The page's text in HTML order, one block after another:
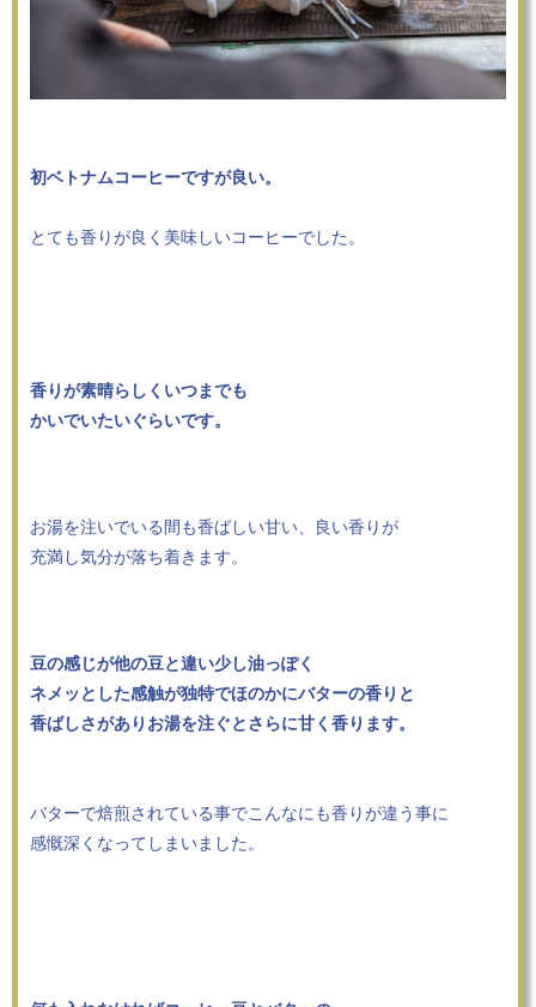
初ベトナムコーヒーですが良い。
とても香りが良く美味しいコーヒーでした。
香りが素晴らしくいつまでも
かいでいたいぐらいです。
お湯を注いでいる間も香ばしい甘い、良い香りが
充満し気分が落ち着きます。
豆の感じが他の豆と違い少し油っぽく
ネメッとした感触が独特でほのかにバターの香りと
香ばしさがありお湯を注ぐとさらに甘く香ります。
バターで焙煎されている事でこんなにも香りが違う事に
感慨深くなってしまいました。